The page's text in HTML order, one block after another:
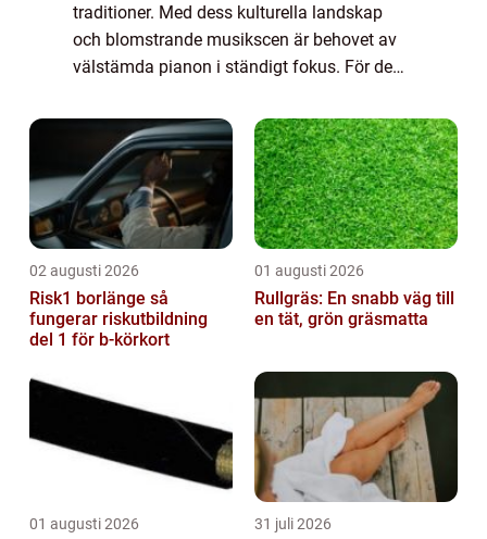
traditioner. Med dess kulturella landskap
och blomstrande musikscen är behovet av
välstämda pianon i ständigt fokus. För de
02 augusti 2026
Risk1 borlänge så
fungerar riskutbildning
del 1 för b-körkort
01 augusti 2026
Rullgräs: En snabb väg till
en tät, grön gräsmatta
01 augusti 2026 31 juli 2026